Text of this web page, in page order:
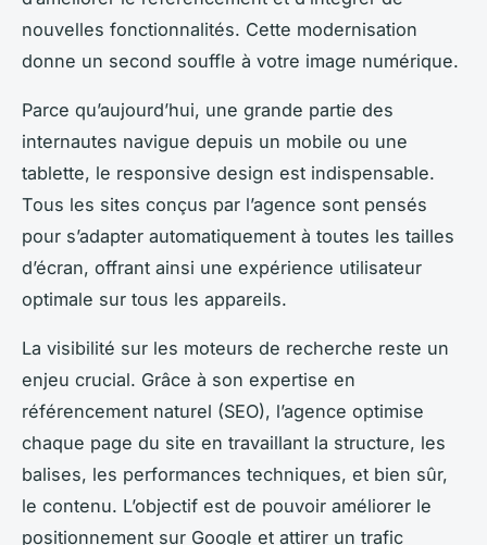
nouvelles fonctionnalités. Cette modernisation
donne un second souffle à votre image numérique.
Parce qu’aujourd’hui, une grande partie des
internautes navigue depuis un mobile ou une
tablette, le responsive design est indispensable.
Tous les sites conçus par l’agence sont pensés
pour s’adapter automatiquement à toutes les tailles
d’écran, offrant ainsi une expérience utilisateur
optimale sur tous les appareils.
La visibilité sur les moteurs de recherche reste un
enjeu crucial. Grâce à son expertise en
référencement naturel (SEO), l’agence optimise
chaque page du site en travaillant la structure, les
balises, les performances techniques, et bien sûr,
le contenu. L’objectif est de pouvoir améliorer le
positionnement sur Google et attirer un trafic